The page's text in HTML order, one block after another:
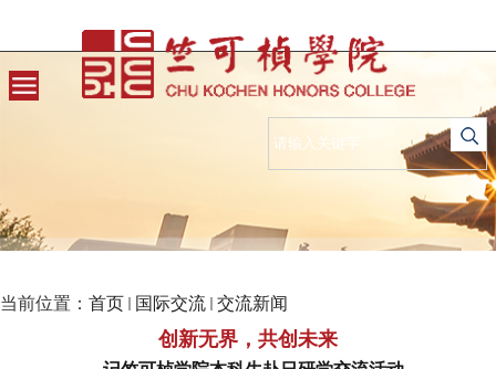
当前位置： 首页 国际交流 交流新闻
创新无界，共创未来